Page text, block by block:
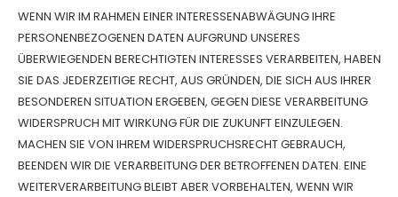
WENN WIR IM RAHMEN EINER INTERESSENABWÄGUNG IHRE
PERSONENBEZOGENEN DATEN AUFGRUND UNSERES
ÜBERWIEGENDEN BERECHTIGTEN INTERESSES VERARBEITEN, HABEN
SIE DAS JEDERZEITIGE RECHT, AUS GRÜNDEN, DIE SICH AUS IHRER
BESONDEREN SITUATION ERGEBEN, GEGEN DIESE VERARBEITUNG
WIDERSPRUCH MIT WIRKUNG FÜR DIE ZUKUNFT EINZULEGEN.
MACHEN SIE VON IHREM WIDERSPRUCHSRECHT GEBRAUCH,
BEENDEN WIR DIE VERARBEITUNG DER BETROFFENEN DATEN. EINE
WEITERVERARBEITUNG BLEIBT ABER VORBEHALTEN, WENN WIR